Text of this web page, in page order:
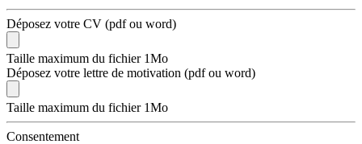
Déposez votre CV (pdf ou word)
Taille maximum du fichier 1Mo
Déposez votre lettre de motivation (pdf ou word)
Taille maximum du fichier 1Mo
Consentement